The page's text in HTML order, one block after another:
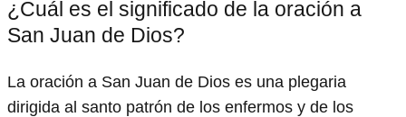
¿Cuál es el significado de la oración a
San Juan de Dios?
La oración a San Juan de Dios es una plegaria
dirigida al santo patrón de los enfermos y de los